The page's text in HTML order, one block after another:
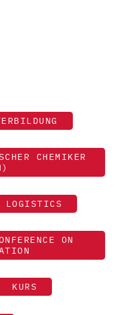
CHEMIKER
LOGISTICS
ON
KURS